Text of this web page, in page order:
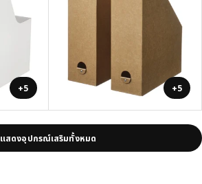
+5 +5
แสดงอุปกรณ์เสริมทั้งหมด